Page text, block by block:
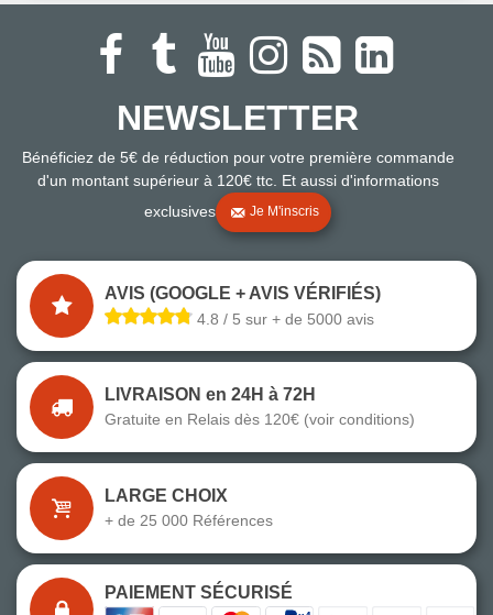
NEWSLETTER
Bénéficiez de 5€ de réduction pour votre première commande
d'un montant supérieur à 120€ ttc. Et aussi d'informations
exclusives
Je M'inscris
AVIS (GOOGLE + AVIS VÉRIFIÉS)
4.8 / 5 sur + de 5000 avis
LIVRAISON en 24H à 72H
Gratuite en Relais dès 120€ (voir conditions)
LARGE CHOIX
+ de 25 000 Références
PAIEMENT SÉCURISÉ